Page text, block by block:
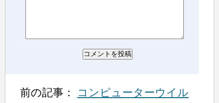
前の記事：
コンピューターウイル